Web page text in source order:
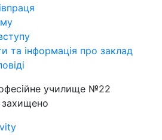
та інформація про заклад
училище №22
захищено